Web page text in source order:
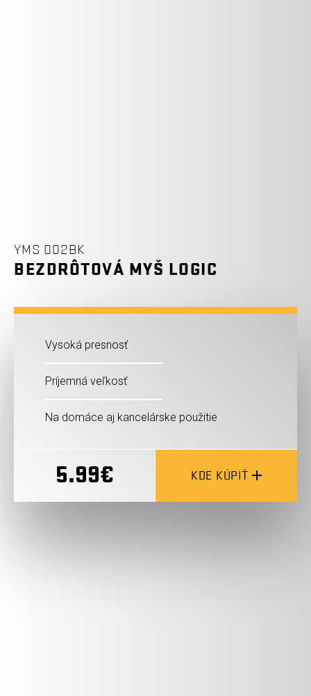
YMS 002BK
BEZDRÔTOVÁ MYŠ LOGIC
Vysoká presnosť
Príjemná veľkosť
Na domáce aj kancelárske použitie
5.99€ KDE KÚPIŤ